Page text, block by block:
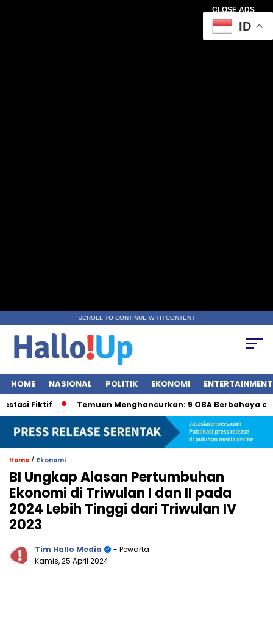
CLOSE ADS
SCROLL TO CONTINUE WITH CONTENT
HOME NASIONAL POLITIK EKONOMI ENTERTAINMENT
Fiktif Temuan Menghancurkan: 9 OBA Berbahaya oleh
Home / Ekonomi
BI Ungkap Alasan Pertumbuhan
Ekonomi di Triwulan I dan II pada
2024 Lebih Tinggi dari Triwulan IV
2023
Tim Hallo Media
- Pewarta
Kamis, 25 April 2024
ID